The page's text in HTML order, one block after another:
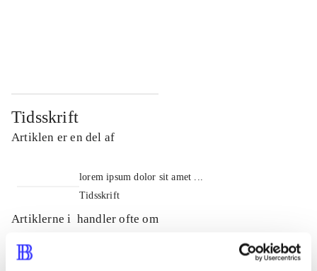
Tidsskrift
Artiklen er en del af
lorem ipsum dolor sit amet ...
Tidsskrift
Artiklerne i handler ofte om